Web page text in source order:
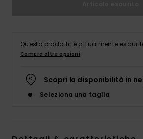
Questo prodotto è attualmente
Compra altre opzioni
Scopri la disponibilità in
Seleziona una taglia